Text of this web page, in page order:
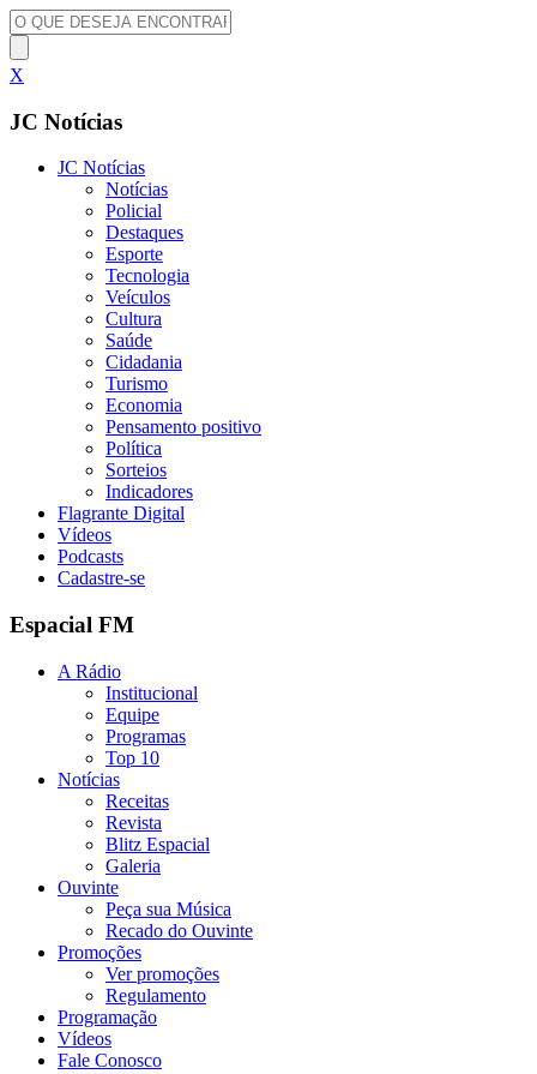
X
JC Notícias
JC Notícias
Notícias
Policial
Destaques
Esporte
Tecnologia
Veículos
Cultura
Saúde
Cidadania
Turismo
Economia
Pensamento positivo
Política
Sorteios
Indicadores
Flagrante Digital
Vídeos
Podcasts
Cadastre-se
Espacial FM
A Rádio
Institucional
Equipe
Programas
Top 10
Notícias
Receitas
Revista
Blitz Espacial
Galeria
Ouvinte
Peça sua Música
Recado do Ouvinte
Promoções
Ver promoções
Regulamento
Programação
Vídeos
Fale Conosco